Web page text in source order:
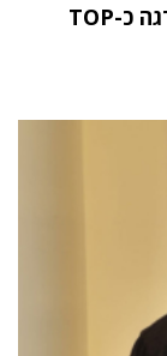
מחקר STKI השנתי: וואן טכנולוגיות דורגה כ-TOP